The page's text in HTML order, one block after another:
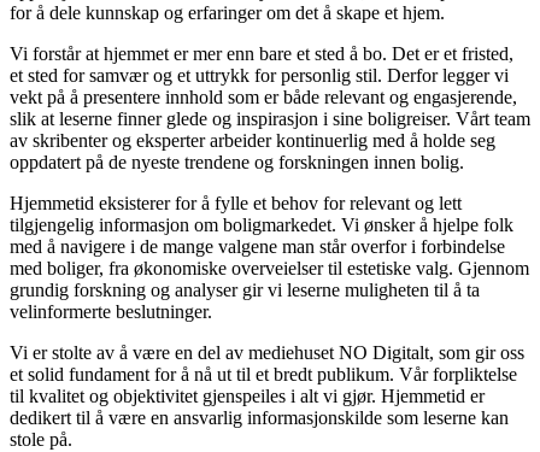
for å dele kunnskap og erfaringer om det å skape et hjem.
Vi forstår at hjemmet er mer enn bare et sted å bo. Det er et fristed,
et sted for samvær og et uttrykk for personlig stil. Derfor legger vi
vekt på å presentere innhold som er både relevant og engasjerende,
slik at leserne finner glede og inspirasjon i sine boligreiser. Vårt team
av skribenter og eksperter arbeider kontinuerlig med å holde seg
oppdatert på de nyeste trendene og forskningen innen bolig.
Hjemmetid eksisterer for å fylle et behov for relevant og lett
tilgjengelig informasjon om boligmarkedet. Vi ønsker å hjelpe folk
med å navigere i de mange valgene man står overfor i forbindelse
med boliger, fra økonomiske overveielser til estetiske valg. Gjennom
grundig forskning og analyser gir vi leserne muligheten til å ta
velinformerte beslutninger.
Vi er stolte av å være en del av mediehuset NO Digitalt, som gir oss
et solid fundament for å nå ut til et bredt publikum. Vår forpliktelse
til kvalitet og objektivitet gjenspeiles i alt vi gjør. Hjemmetid er
dedikert til å være en ansvarlig informasjonskilde som leserne kan
stole på.